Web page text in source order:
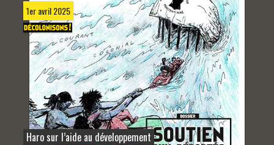
1er avril 2025
Haro sur l’aide au développement